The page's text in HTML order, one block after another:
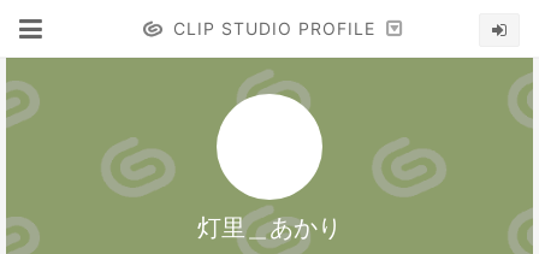
CLIP STUDIO PROFILE
灯里＿あかり